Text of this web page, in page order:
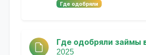
Где одобряли
Где одобряли займы
2025